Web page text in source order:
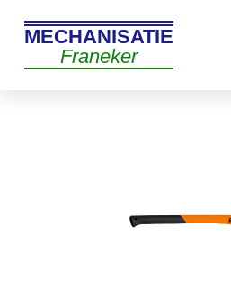
MECHANISATIE
Franeker